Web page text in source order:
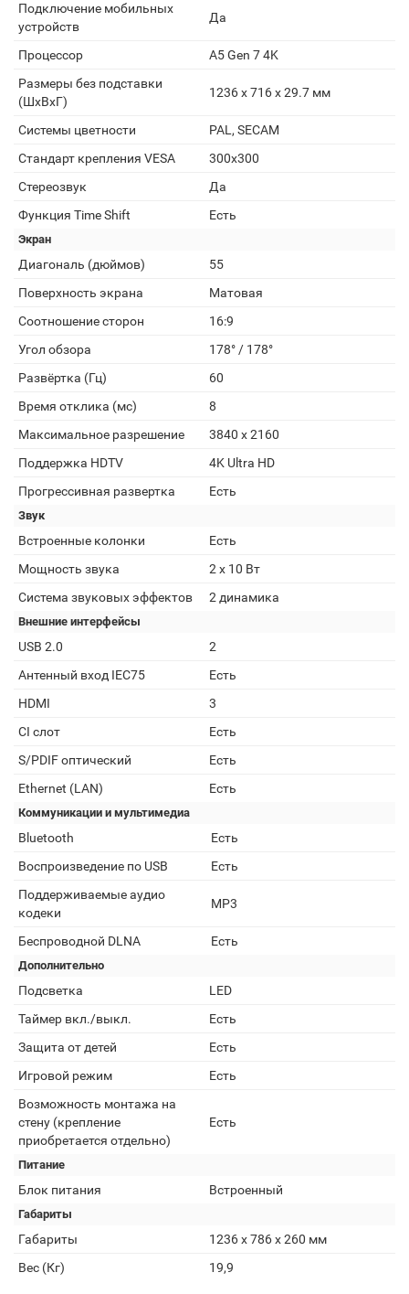
Подключение мобильных
устройств
Да
Процессор
A5 Gen 7 4K
Размеры без подставки
(ШxВxГ)
1236 x 716 x 29.7 мм
Системы цветности
PAL, SECAM
Стандарт крепления VESA
300x300
Стереозвук
Да
Функция Time Shift
Есть
Экран
Диагональ (дюймов)
55
Поверхность экрана
Матовая
Соотношение сторон
16:9
Угол обзора
178° / 178°
Развёртка (Гц)
60
Время отклика (мс)
8
Максимальное разрешение
3840 x 2160
Поддержка HDTV
4K Ultra HD
Прогрессивная развертка
Есть
Звук
Встроенные колонки
Есть
Мощность звука
2 x 10 Вт
Система звуковых эффектов
2 динамика
Внешние интерфейсы
USB 2.0
2
Антенный вход IEC75
Есть
HDMI
3
CI слот
Есть
S/PDIF оптический
Есть
Ethernet (LAN)
Есть
Коммуникации и мультимедиа
Bluetooth
Есть
Воспроизведение по USB
Есть
Поддерживаемые аудио
кодеки
MP3
Беспроводной DLNA Есть
Дополнительно
Подсветка
LED
Таймер вкл./выкл.
Есть
Защита от детей
Есть
Игровой режим
Есть
Возможность монтажа на
стену (крепление
приобретается отдельно)
Есть
Питание
Блок питания Встроенный
Габариты
Габариты
1236 x 786 x 260 мм
Вес (Кг)
19,9